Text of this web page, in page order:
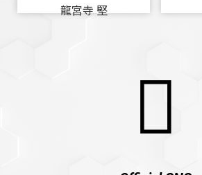
龍宮寺 堅